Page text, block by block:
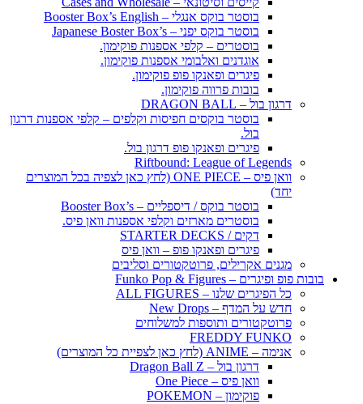
בוסטר בוקס אנגלי – Booster Box’s English
בוסטר בוקס יפני – Japanese Boster Box’s
בוסטרים – קלפי אספנות פוקימון.
אוגדנים ואלבומי אספנות פוקימון.
פיגרים ופאנקו פופ פוקימון.
בובות פרווה פוקימון.
דרגון בול – DRAGON BALL
בוסטר בוקסים חפיסות וקלפים – קלפי אספנות דרגון
בול.
פיגרים ופאנקו פופ דרגון בול.
Riftbound: League of Legends
וואן פיס – ONE PIECE (לחץ כאן לצפיה בכל המוצרים
יחד)
בוסטר בוקס / דיספליים – Booster Box’s
בוסטרים מארזים וקלפי אספנות וואן פיס.
דקים / STARTER DECKS
פיגרים ופאנקו פופ – וואן פיס
מגנים אקרילים, פרוטקטורים וסליבים
בובות פופ ופיגרים – Funko Pop & Figures
כל הפיגרים שלנו – ALL FIGURES
חדש על המדף – New Drops
פרוטקטורים ותוספות למשלוחים
FREDDY FUNKO
אנימה – ANIME (לחץ כאן לצפיית כל המוצרים)
דרגון בול – Dragon Ball Z
וואן פיס – One Piece
פוקימון – POKEMON